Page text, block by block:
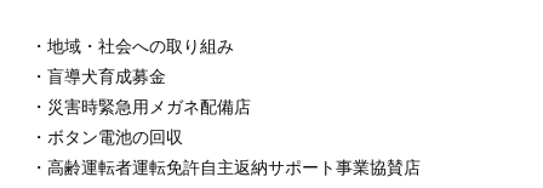
・地域・社会への取り組み
・盲導犬育成募金
・災害時緊急用メガネ配備店
・ボタン電池の回収
・高齢運転者運転免許自主返納サポート事業協賛店